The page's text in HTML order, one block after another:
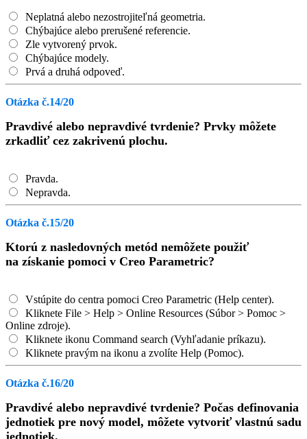
Neplatná alebo nezostrojiteľná geometria.
Chýbajúce alebo prerušené referencie.
Zle vytvorený prvok.
Chýbajúce modely.
Prvá a druhá odpoveď.
Otázka č.14/20
Pravdivé alebo nepravdivé tvrdenie? Prvky môžete
zrkadliť cez zakrivenú plochu.
Pravda.
Nepravda.
Otázka č.15/20
Ktorú z nasledovných metód nemôžete použiť
na získanie pomoci v Creo Parametric?
Vstúpite do centra pomoci Creo Parametric (Help center).
Kliknete File > Help > Online Resources (Súbor > Pomoc >
Online zdroje).
Kliknete ikonu Command search (Vyhľadanie príkazu).
Kliknete pravým na ikonu a zvolíte Help (Pomoc).
Otázka č.16/20
Pravdivé alebo nepravdivé tvrdenie? Počas definovania
jednotiek pre nový model, môžete vytvoriť vlastnú sadu
jednotiek.